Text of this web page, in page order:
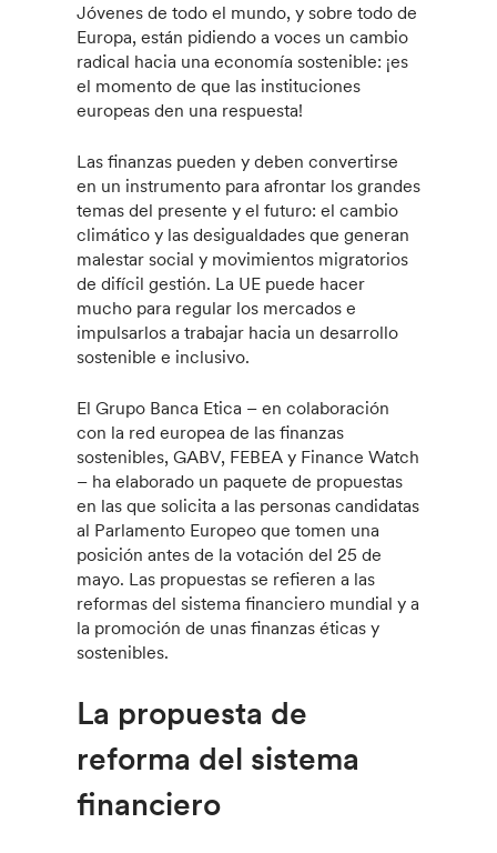
Jóvenes de todo el mundo, y sobre todo de
Europa, están pidiendo a voces un cambio
radical hacia una economía sostenible: ¡es
el momento de que las instituciones
europeas den una respuesta!
Las finanzas pueden y deben convertirse
en un instrumento para afrontar los grandes
temas del presente y el futuro: el cambio
climático y las desigualdades que generan
malestar social y movimientos migratorios
de difícil gestión. La UE puede hacer
mucho para regular los mercados e
impulsarlos a trabajar hacia un desarrollo
sostenible e inclusivo.
El Grupo Banca Etica – en colaboración
con la red europea de las finanzas
sostenibles, GABV, FEBEA y Finance Watch
– ha elaborado un paquete de propuestas
en las que solicita a las personas candidatas
al Parlamento Europeo que tomen una
posición antes de la votación del 25 de
mayo. Las propuestas se refieren a las
reformas del sistema financiero mundial y a
la promoción de unas finanzas éticas y
sostenibles.
La propuesta de
reforma del sistema
financiero